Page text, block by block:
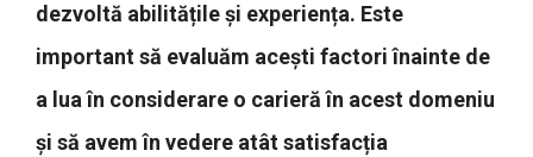
dezvoltă abilitățile și experiența. Este
important să evaluăm acești factori înainte de
a lua în considerare o carieră în acest domeniu
și să avem în vedere atât satisfacția